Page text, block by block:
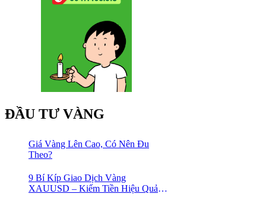
ĐẦU TƯ VÀNG
Giá Vàng Lên Cao, Có Nên Đu
Theo?
9 Bí Kíp Giao Dịch Vàng
XAUUSD – Kiếm Tiền Hiệu Quả